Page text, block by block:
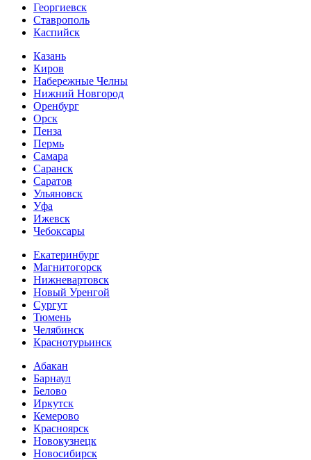
Георгиевск
Ставрополь
Каспийск
Казань
Киров
Набережные Челны
Нижний Новгород
Оренбург
Орск
Пенза
Пермь
Самара
Саранск
Саратов
Ульяновск
Уфа
Ижевск
Чебоксары
Екатеринбург
Магнитогорск
Нижневартовск
Новый Уренгой
Сургут
Тюмень
Челябинск
Краснотурьинск
Абакан
Барнаул
Белово
Иркутск
Кемерово
Красноярск
Новокузнецк
Новосибирск